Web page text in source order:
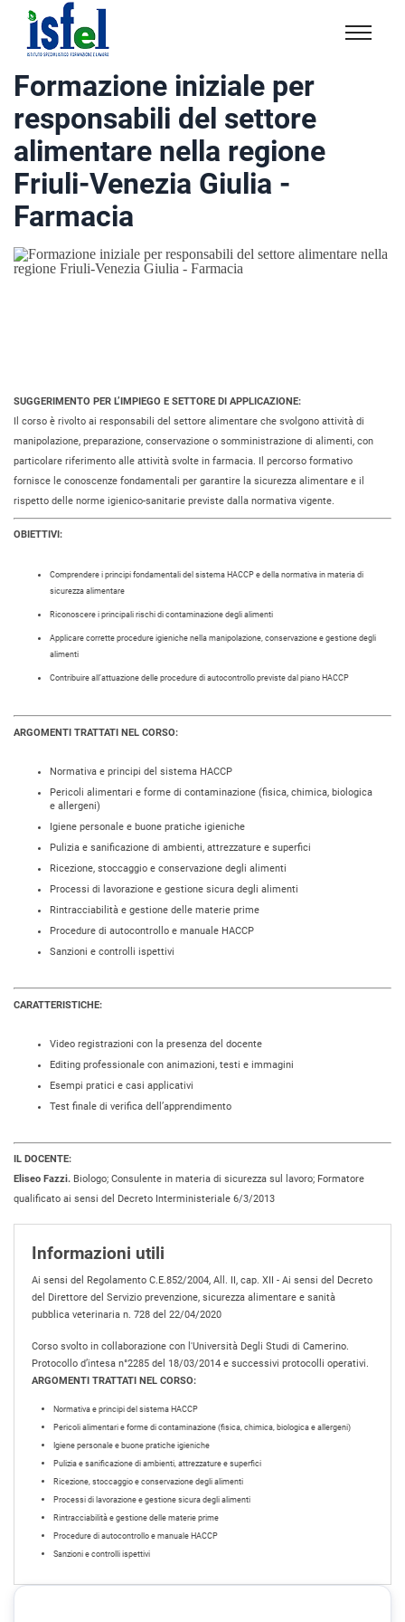
Isfel
Istituto
specialistico
formazione
e
lavoro
Formazione iniziale per
responsabili del settore
alimentare nella regione
Friuli-Venezia Giulia -
Farmacia
SUGGERIMENTO PER L’IMPIEGO E SETTORE DI APPLICAZIONE:
Il corso è rivolto ai responsabili del settore alimentare che svolgono attività di
manipolazione, preparazione, conservazione o somministrazione di alimenti, con
particolare riferimento alle attività svolte in farmacia. Il percorso formativo
fornisce le conoscenze fondamentali per garantire la sicurezza alimentare e il
rispetto delle norme igienico-sanitarie previste dalla normativa vigente.
OBIETTIVI:
Comprendere i principi fondamentali del sistema HACCP e della normativa in materia di
sicurezza alimentare
Riconoscere i principali rischi di contaminazione degli alimenti
Applicare corrette procedure igieniche nella manipolazione, conservazione e gestione degli
alimenti
Contribuire all’attuazione delle procedure di autocontrollo previste dal piano HACCP
ARGOMENTI TRATTATI NEL CORSO:
Normativa e principi del sistema HACCP
Pericoli alimentari e forme di contaminazione (fisica, chimica, biologica
e allergeni)
Igiene personale e buone pratiche igieniche
Pulizia e sanificazione di ambienti, attrezzature e superfici
Ricezione, stoccaggio e conservazione degli alimenti
Processi di lavorazione e gestione sicura degli alimenti
Rintracciabilità e gestione delle materie prime
Procedure di autocontrollo e manuale HACCP
Sanzioni e controlli ispettivi
CARATTERISTICHE:
Video registrazioni con la presenza del docente
Editing professionale con animazioni, testi e immagini
Esempi pratici e casi applicativi
Test finale di verifica dell’apprendimento
IL DOCENTE:
Eliseo Fazzi. Biologo; Consulente in materia di sicurezza sul lavoro; Formatore
qualificato ai sensi del Decreto Interministeriale 6/3/2013
Informazioni utili
Ai sensi del Regolamento C.E.852/2004, All. II, cap. XII - Ai sensi del Decreto
del Direttore del Servizio prevenzione, sicurezza alimentare e sanità
pubblica veterinaria n. 728 del 22/04/2020
Corso svolto in collaborazione con l'Università Degli Studi di Camerino.
Protocollo d’intesa n°2285 del 18/03/2014 e successivi protocolli operativi.
ARGOMENTI TRATTATI NEL CORSO:
Normativa e principi del sistema HACCP
Pericoli alimentari e forme di contaminazione (fisica, chimica, biologica e allergeni)
Igiene personale e buone pratiche igieniche
Pulizia e sanificazione di ambienti, attrezzature e superfici
Ricezione, stoccaggio e conservazione degli alimenti
Processi di lavorazione e gestione sicura degli alimenti
Rintracciabilità e gestione delle materie prime
Procedure di autocontrollo e manuale HACCP
Sanzioni e controlli ispettivi